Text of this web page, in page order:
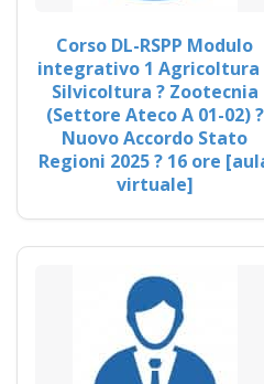
Corso DL-RSPP Modulo
integrativo 1 Agricoltura
Silvicoltura ? Zootecnia
(Settore Ateco A 01-02) ?
Nuovo Accordo Stato
Regioni 2025 ? 16 ore
virtuale]